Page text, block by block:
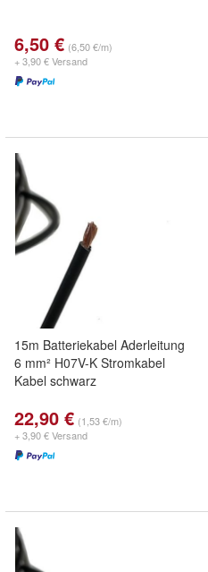
6,50 € (6,50 €/m)
+ 3,90 € Versand
15m Batteriekabel Aderleitung
6 mm² H07V-K Stromkabel
Kabel schwarz
22,90 € (1,53 €/m)
+ 3,90 € Versand